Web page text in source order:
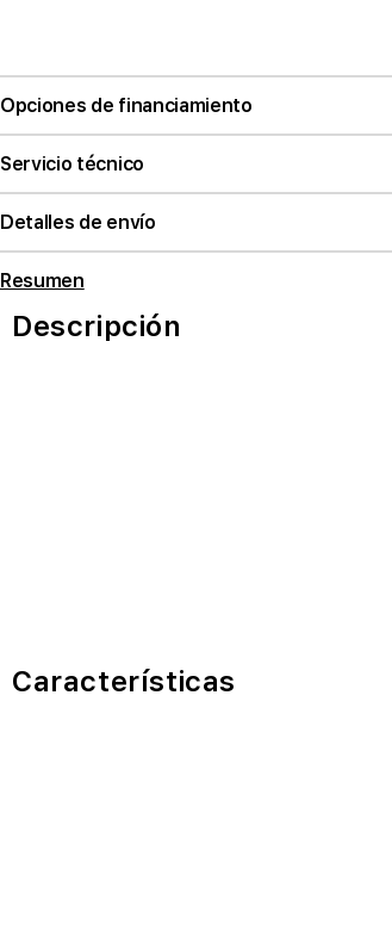
Opciones de financiamiento
Servicio técnico
Detalles de envío
Resumen
Descripción
Características